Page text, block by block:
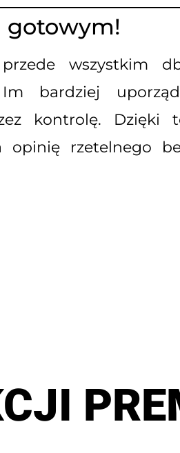
wszystkim
bardziej
kontrolę. Dzięki
rzetelnego